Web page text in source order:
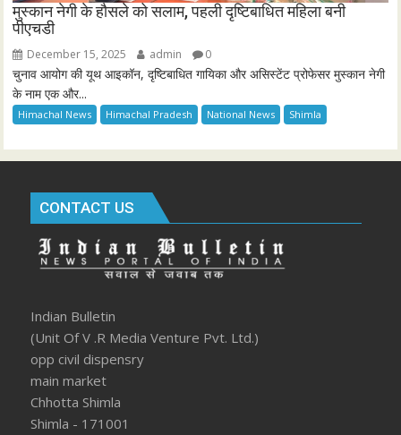
मुस्कान नेगी के हौसले को सलाम, पहली दृष्टिबाधित महिला बनी
पीएचडी
December 15, 2025 admin 0
चुनाव आयोग की यूथ आइकॉन, दृष्टिबाधित गायिका और असिस्टेंट प्रोफेसर मुस्कान नेगी
के नाम एक और...
Himachal News Himachal Pradesh National News Shimla
CONTACT US
Indian Bulletin
(Unit Of V .R Media Venture Pvt. Ltd.)
opp civil dispensry
main market
Chhotta Shimla
Shimla - 171001